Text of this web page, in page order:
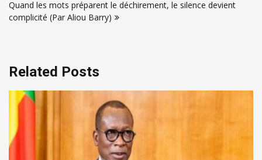
Quand les mots préparent le déchirement, le silence devient
complicité (Par Aliou Barry)
Related Posts